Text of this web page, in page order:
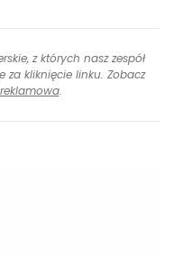
z których nasz zespół
za kliknięcie linku. Zobacz
.